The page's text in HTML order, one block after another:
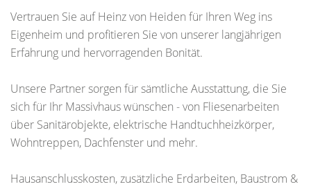
Vertrauen Sie auf Heinz von Heiden für Ihren Weg ins
Eigenheim und profitieren Sie von unserer langjährigen
Erfahrung und hervorragenden Bonität.
Unsere Partner sorgen für sämtliche Ausstattung, die Sie
sich für Ihr Massivhaus wünschen - von Fliesenarbeiten
über Sanitärobjekte, elektrische Handtuchheizkörper,
Wohntreppen, Dachfenster und mehr.
Hausanschlusskosten, zusätzliche Erdarbeiten, Baustrom &